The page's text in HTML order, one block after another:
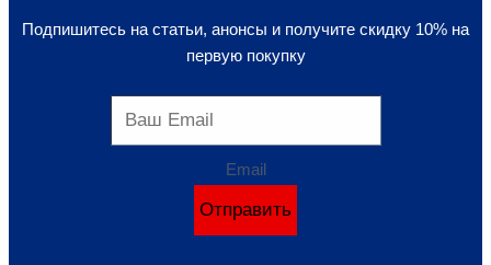
Подпишитесь на статьи, анонсы и получите скидку 10% на
первую покупку
Email
Отправить